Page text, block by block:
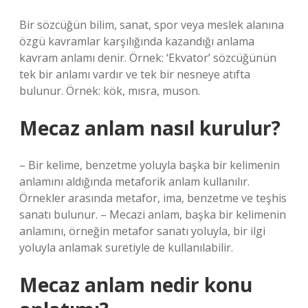
Bir sözcüğün bilim, sanat, spor veya meslek alanına
özgü kavramlar karşılığında kazandığı anlama
kavram anlamı denir. Örnek: ‘Ekvator’ sözcüğünün
tek bir anlamı vardır ve tek bir nesneye atıfta
bulunur. Örnek: kök, mısra, muson.
Mecaz anlam nasıl kurulur?
– Bir kelime, benzetme yoluyla başka bir kelimenin
anlamını aldığında metaforik anlam kullanılır.
Örnekler arasında metafor, ima, benzetme ve teşhis
sanatı bulunur. – Mecazi anlam, başka bir kelimenin
anlamını, örneğin metafor sanatı yoluyla, bir ilgi
yoluyla anlamak suretiyle de kullanılabilir.
Mecaz anlam nedir konu